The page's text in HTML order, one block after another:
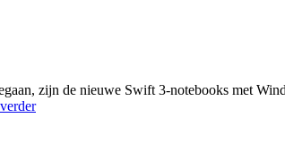
zijn de nieuwe Swift 3-notebooks met
Acer